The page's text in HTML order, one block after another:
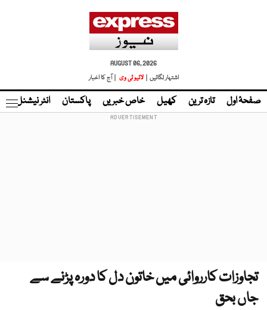
AUGUST 06, 2026
اشتہار لگائیں |
لائیو ٹی وی | آج کا اخبار
صفحۂ اول تازہ ترین کھیل خاص خبریں پاکستان انٹر نیشنل
تجاوزات کارروائی میں خاتون دل کا دورہ پڑنے سے
جاں بحق